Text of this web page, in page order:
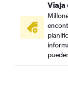
Viaja